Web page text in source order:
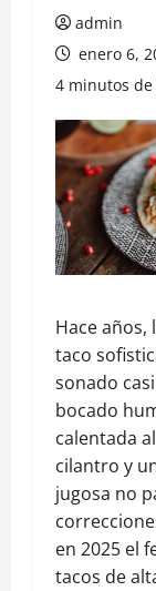
admin
enero 6,
4 minutos
Hace años,
taco
sonado
bocado
calentada
cilantro y
jugosa no
en 2025 el
tacos de